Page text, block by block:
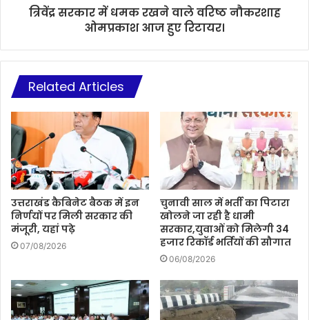
त्रिवेंद्र सरकार में धमक रखने वाले वरिष्ठ नौकरशाह
ओमप्रकाश आज हुए रिटायर।
Related Articles
उत्तराखंड कैबिनेट बैठक में इन
निर्णयों पर मिली सरकार की
मंजूरी, यहां पढ़े
07/08/2026
चुनावी साल में भर्ती का पिटारा
खोलने जा रही है धामी
सरकार,युवाओं को मिलेगी 34
हजार रिकॉर्ड भर्तियों की सौगात
06/08/2026